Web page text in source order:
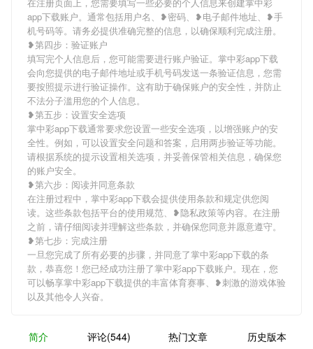
app下载账户。通常包括用户名、❥密码、❥电子邮件地址、❥手
机号码等。请务必提供准确完整的信息，以确保顺利完成注册。
❥第四步：验证账户
填写完个人信息后，您可能需要进行账户验证。掌中彩app下载
会向您提供的电子邮件地址或手机号码发送一条验证信息，您需
要按照提示进行验证操作。这有助于确保账户的安全性，并防止
不法分子滥用您的个人信息。
❥第五步：设置安全选项
掌中彩app下载通常要求您设置一些安全选项，以增强账户的安
全性。例如，可以设置安全问题和答案，启用两步验证等功能。
请根据系统的提示设置相关选项，并妥善保管相关信息，确保您
的账户安全。
❥第六步：阅读并同意条款
在注册过程中，掌中彩app下载会提供使用条款和规定供您阅
读。这些条款包括平台的使用规范、❥隐私政策等内容。在注册
之前，请仔细阅读并理解这些条款，并确保您同意并愿意遵守。
❥第七步：完成注册
一旦您完成了所有必要的步骤，并同意了掌中彩app下载的条
款，恭喜您！您已经成功注册了掌中彩app下载账户。现在，您
可以畅享掌中彩app下载提供的丰富体育赛事、❥刺激的游戏体验
以及其他令人兴奋。
简介 评论(544) 热门文章 历史版本